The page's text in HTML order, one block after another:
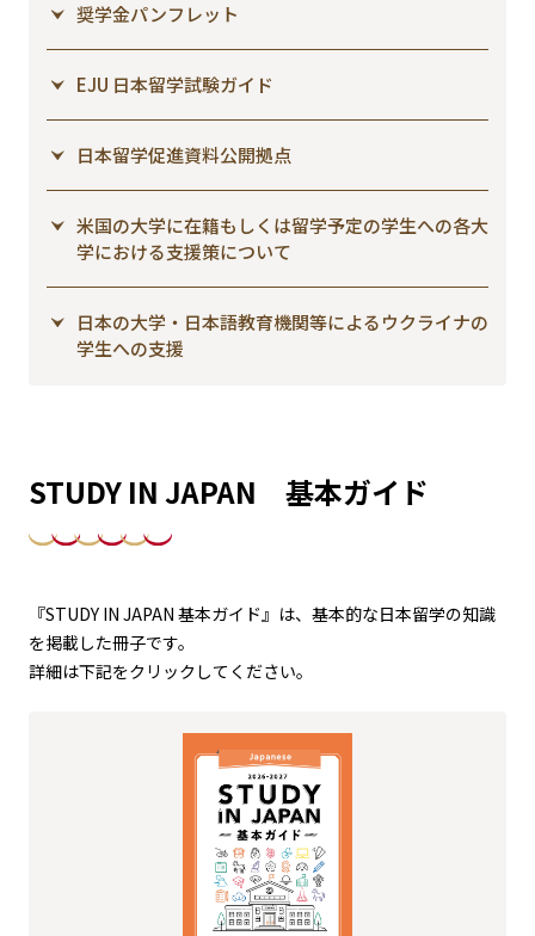
奨学金パンフレット
EJU 日本留学試験ガイド
日本留学促進資料公開拠点
米国の大学に在籍もしくは留学予定の学生への各大
学における支援策について
日本の大学・日本語教育機関等によるウクライナの
学生への支援
STUDY IN JAPAN 基本ガイド
『STUDY IN JAPAN 基本ガイド』は、基本的な日本留学の知識
を掲載した冊子です。
詳細は下記をクリックしてください。